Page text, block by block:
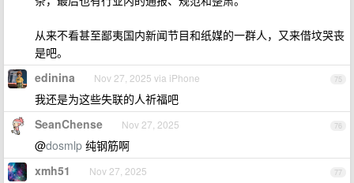
从来不看甚至鄙夷国内新闻节目和纸媒的一群人，又来借坟哭丧
是吧。
75
edinina Nov 27, 2025 via iPhone
我还是为这些失联的人祈福吧
76
SeanChense Nov 27, 2025
@dosmlp 纯钢筋啊
77
xmh51 Nov 27, 2025